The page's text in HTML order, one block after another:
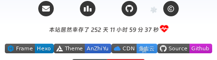
本站居然幸存了 252 天 11 小时 59 分 38 秒